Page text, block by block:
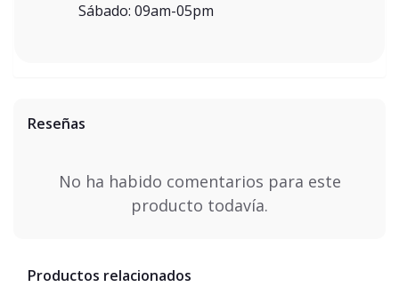
Sábado: 09am-05pm
Reseñas
No ha habido comentarios para este
producto todavía.
Productos relacionados